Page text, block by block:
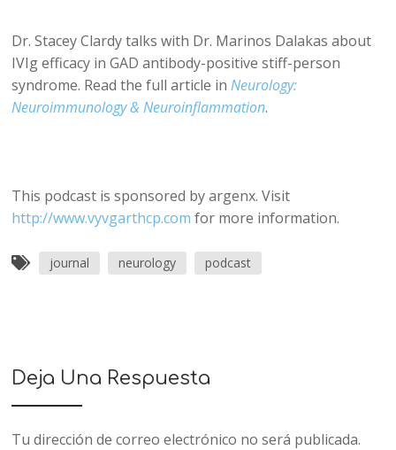
Dr. Stacey Clardy talks with Dr. Marinos Dalakas about
IVIg efficacy in GAD antibody-positive stiff-person
syndrome. Read the full article inNeurology:
Neuroimmunology & Neuroinflammation.
This podcast is sponsored by argenx. Visit
http://www.vyvgarthcp.com for more information.
journal neurology podcast
Deja Una Respuesta
Tu dirección de correo electrónico no será publicada.